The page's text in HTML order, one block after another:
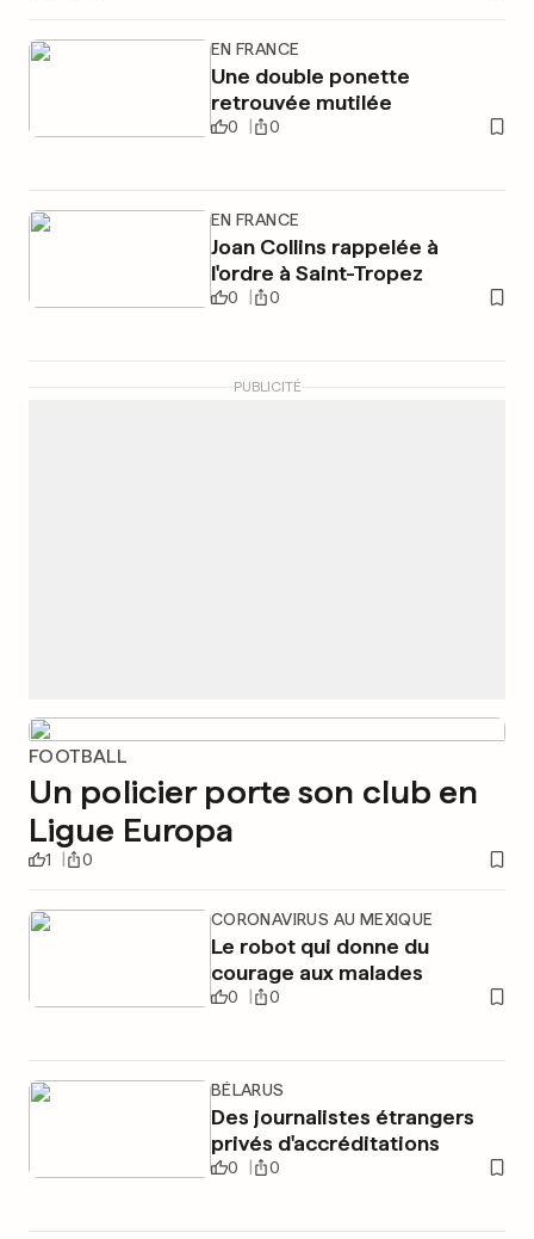
EN FRANCE
Une double ponette
retrouvée mutilée
0 0
EN FRANCE
Joan Collins rappelée à
l'ordre à Saint-Tropez
0 0
PUBLICITÉ
FOOTBALL
Un policier porte son club en
Ligue Europa
1 0
CORONAVIRUS AU MEXIQUE
Le robot qui donne du
courage aux malades
0 0
BÉLARUS
Des journalistes étrangers
privés d'accréditations
0 0